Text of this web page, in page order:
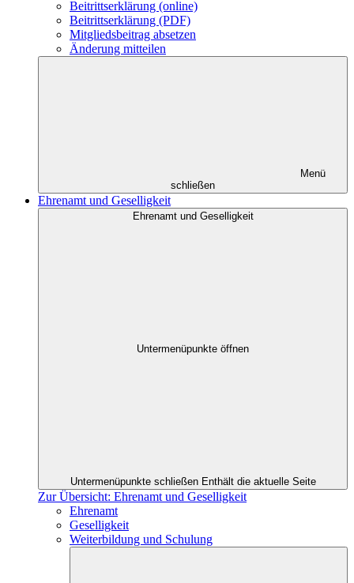
Beitrittserklärung (online)
Beitrittserklärung (PDF)
Mitgliedsbeitrag absetzen
Änderung mitteilen
Menü
schließen
Ehrenamt und Geselligkeit
Ehrenamt und Geselligkeit
Untermenüpunkte öffnen
Untermenüpunkte schließen Enthält die aktuelle Seite
Zur Übersicht: Ehrenamt und Geselligkeit
Ehrenamt
Geselligkeit
Weiterbildung und Schulung